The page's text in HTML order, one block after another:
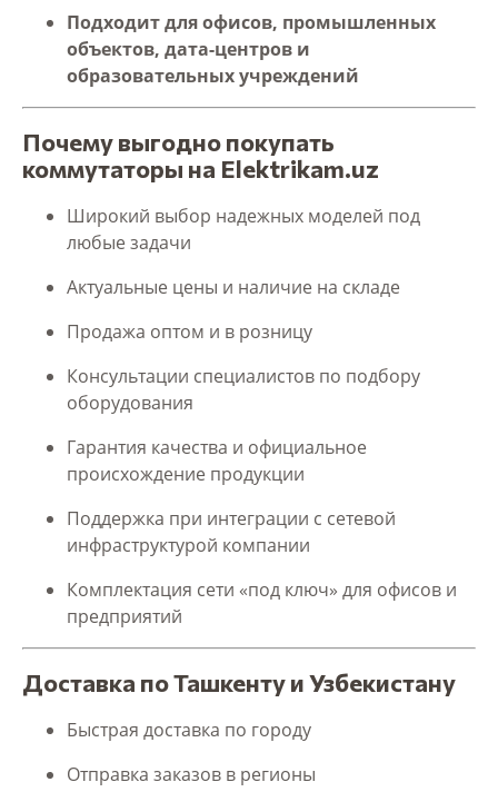
Подходит для офисов, промышленных
объектов, дата-центров и
образовательных учреждений
Почему выгодно покупать
коммутаторы на Elektrikam.uz
Широкий выбор надежных моделей под
любые задачи
Актуальные цены и наличие на складе
Продажа оптом и в розницу
Консультации специалистов по подбору
оборудования
Гарантия качества и официальное
происхождение продукции
Поддержка при интеграции с сетевой
инфраструктурой компании
Комплектация сети «под ключ» для офисов и
предприятий
Доставка по Ташкенту и Узбекистану
Быстрая доставка по городу
Отправка заказов в регионы